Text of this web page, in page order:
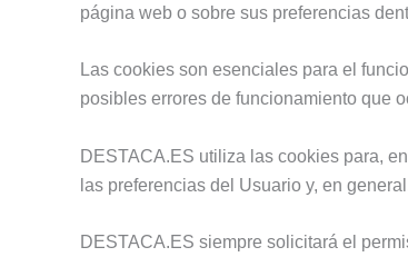
página web o sobre sus preferencias
Las cookies son esenciales para el
posibles errores de funcionamiento que
DESTACA.ES utiliza las cookies para,
las preferencias del Usuario y, en
DESTACA.ES siempre solicitará el